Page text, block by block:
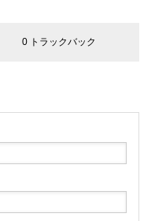
0 トラックバック